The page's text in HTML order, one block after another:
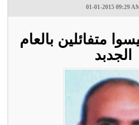
01-01-2015 09:29
متفائلين بالعام
الجدبد